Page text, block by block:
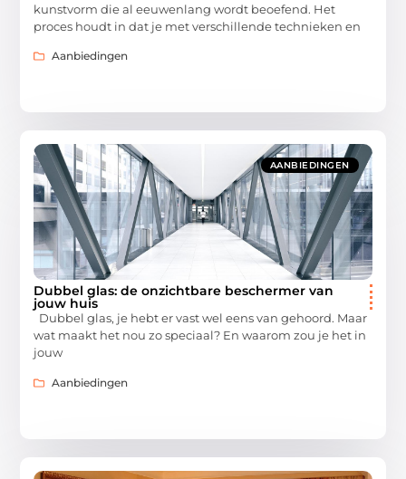
kunstvorm die al eeuwenlang wordt beoefend. Het
proces houdt in dat je met verschillende technieken en
Aanbiedingen
AANBIEDINGEN
Dubbel glas: de onzichtbare beschermer van
jouw huis
Dubbel glas, je hebt er vast wel eens van gehoord. Maar
wat maakt het nou zo speciaal? En waarom zou je het in
jouw
Aanbiedingen